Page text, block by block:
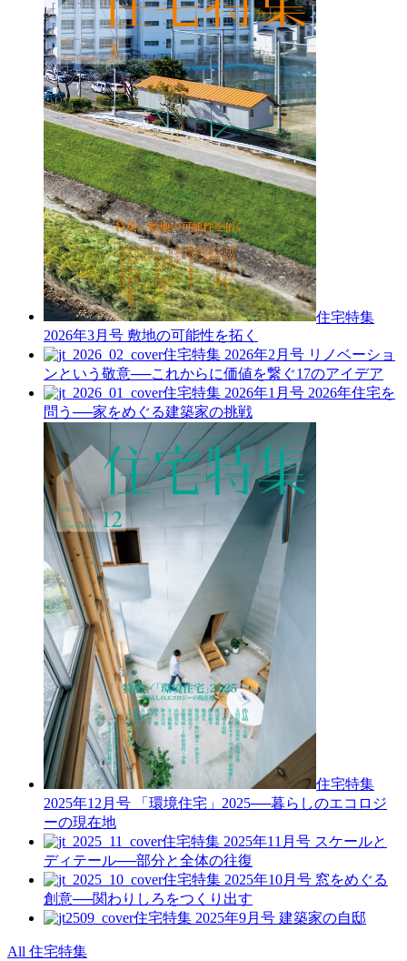
住宅特集
2026年3月号 敷地の可能性を拓く
住宅特集 2026年2月号 リノベーショ
ンという敬意──これからに価値を繋ぐ17のアイデア
住宅特集 2026年1月号 2026年住宅を
問う──家をめぐる建築家の挑戦
住宅特集
2025年12月号
「環境住宅」2025──暮らしのエコロジ
ーの現在地
住宅特集 2025年11月号 スケールと
ディテール──部分と全体の往復
住宅特集 2025年10月号 窓をめぐる
創意──関わりしろをつくり出す
住宅特集 2025年9月号 建築家の自邸
All 住宅特集